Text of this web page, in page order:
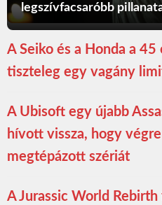
legszívfacsaróbb
A Seiko és a Honda a
tiszteleg egy vagány
A Ubisoft egy újabb
hívott vissza, hogy
megtépázott szériát
A Jurassic World